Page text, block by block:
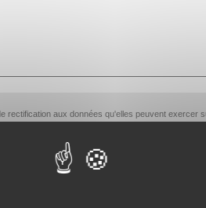
aux données qu'elles peuvent exercer